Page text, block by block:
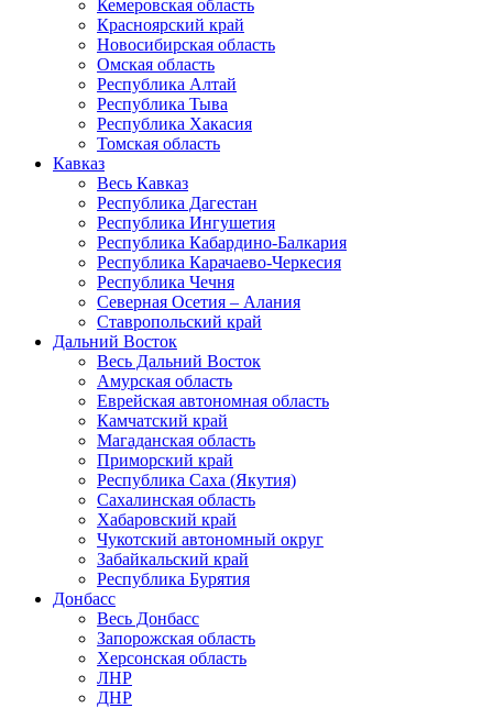
Кемеровская область
Красноярский край
Новосибирская область
Омская область
Республика Алтай
Республика Тыва
Республика Хакасия
Томская область
Кавказ
Весь Кавказ
Республика Дагестан
Республика Ингушетия
Республика Кабардино-Балкария
Республика Карачаево-Черкесия
Республика Чечня
Северная Осетия – Алания
Ставропольский край
Дальний Восток
Весь Дальний Восток
Амурская область
Еврейская автономная область
Камчатский край
Магаданская область
Приморский край
Республика Саха (Якутия)
Сахалинская область
Хабаровский край
Чукотский автономный округ
Забайкальский край
Республика Бурятия
Донбасс
Весь Донбасс
Запорожская область
Херсонская область
ЛНР
ДНР